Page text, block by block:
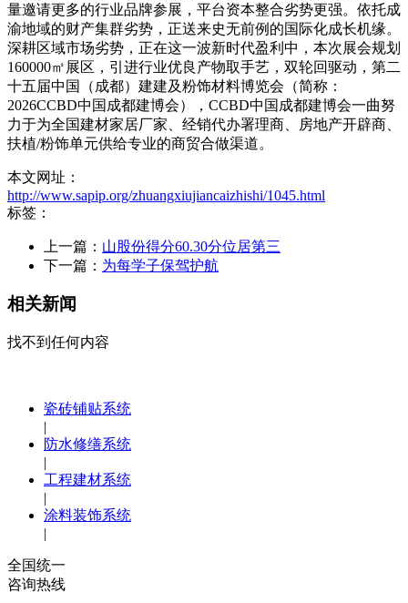
量邀请更多的行业品牌参展，平台资本整合劣势更强。依托成
渝地域的财产集群劣势，正送来史无前例的国际化成长机缘。
深耕区域市场劣势，正在这一波新时代盈利中，本次展会规划
160000㎡展区，引进行业优良产物取手艺，双轮回驱动，第二
十五届中国（成都）建建及粉饰材料博览会（简称：
2026CCBD中国成都建博会），CCBD中国成都建博会一曲努
力于为全国建材家居厂家、经销代办署理商、房地产开辟商、
扶植/粉饰单元供给专业的商贸合做渠道。
本文网址：
http://www.sapip.org/zhuangxiujiancaizhishi/1045.html
标签：
上一篇： 山股份得分60.30分位居第三
下一篇： 为每学子保驾护航
相关新闻
找不到任何内容
瓷砖铺贴系统
|
防水修缮系统
|
工程建材系统
|
涂料装饰系统
|
全国统一
咨询热线